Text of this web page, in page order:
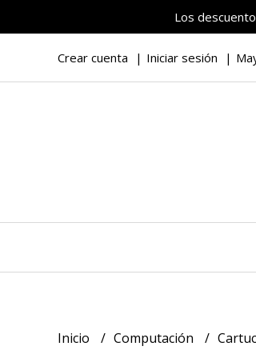
Los
Crear cuenta Iniciar sesión
Inicio Computación